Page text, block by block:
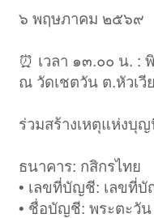
️๖ พฤษภาคม ๒๕๖๙
⏰ เวลา ๑๓.๐๐ น. :
ณ วัดเชตวัน ต.หัวเวี
ร่วมสร้างเหตุแห่งบุ
ธนาคาร: กสิกรไทย
• เลขที่บัญชี: เลขที่
• ชื่อบัญชี: พระตะวัน